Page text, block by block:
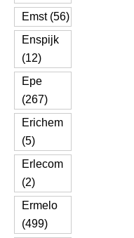
Emst (56)
Enspijk
(12)
Epe
(267)
Erichem
(5)
Erlecom
(2)
Ermelo
(499)